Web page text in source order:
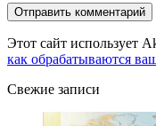
Этот сайт использует
как обрабатываются
Свежие записи